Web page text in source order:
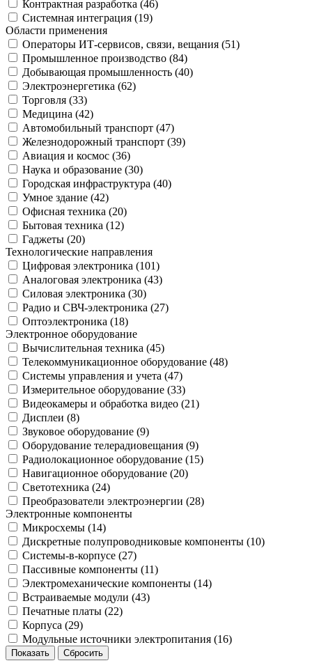
Контрактная разработка (46)
Системная интеграция (19)
Области применения
Операторы ИТ-сервисов, связи, вещания (51)
Промышленное производство (84)
Добывающая промышленность (40)
Электроэнергетика (62)
Торговля (33)
Медицина (42)
Автомобильный транспорт (47)
Железнодорожный транспорт (39)
Авиация и космос (36)
Наука и образование (30)
Городская инфраструктура (40)
Умное здание (42)
Офисная техника (20)
Бытовая техника (12)
Гаджеты (20)
Технологические направления
Цифровая электроника (101)
Аналоговая электроника (43)
Силовая электроника (30)
Радио и СВЧ-электроника (27)
Оптоэлектроника (18)
Электронное оборудование
Вычислительная техника (45)
Телекоммуникационное оборудование (48)
Системы управления и учета (47)
Измерительное оборудование (33)
Видеокамеры и обработка видео (21)
Дисплеи (8)
Звуковое оборудование (9)
Оборудование телерадиовещания (9)
Радиолокационное оборудование (15)
Навигационное оборудование (20)
Светотехника (24)
Преобразователи электроэнергии (28)
Электронные компоненты
Микросхемы (14)
Дискретные полупроводниковые компоненты (10)
Системы-в-корпусе (27)
Пассивные компоненты (11)
Электромеханические компоненты (14)
Встраиваемые модули (43)
Печатные платы (22)
Корпуса (29)
Модульные источники электропитания (16)